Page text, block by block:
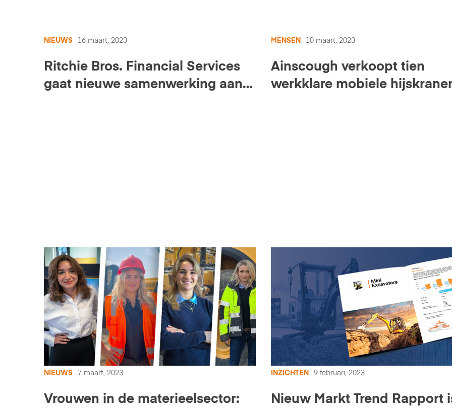
NIEUWS 16 maart, 2023
Ritchie Bros. Financial Services
gaat nieuwe samenwerking aan
MENSEN 10 maart, 2023
Ainscough verkoopt tien
werkklare mobiele
NIEUWS 7 maart, 2023
­­Vrouwen in de materieelsector:
INZICHTEN 9 februari, 2023
Nieuw Markt Trend Rapport